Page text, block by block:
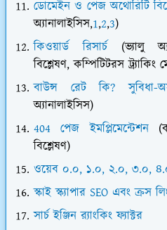
ডোমেইন ও পেজ অথোরিটি
অ্যানালাইসিস,1,2,3)
কিওয়ার্ড রিসার্চ(ভ্যালু
বিশ্লেষণ, কম্পিটিটরস ট্র্যাকিং
বাউন্স রেট কি? সুবিধা-
অ্যানালাইসিস)
404 পেজ ইমপ্লিমেন্টেশন
বিশ্লেষণ)
ওয়েব ০.০, ১.০, ২.০, ৩.০,
স্কাই স্ক্যাপার SEO এবং ক্রস
সার্চ ইঞ্জিন র‍্যাংকিং ফ্যাক্টর